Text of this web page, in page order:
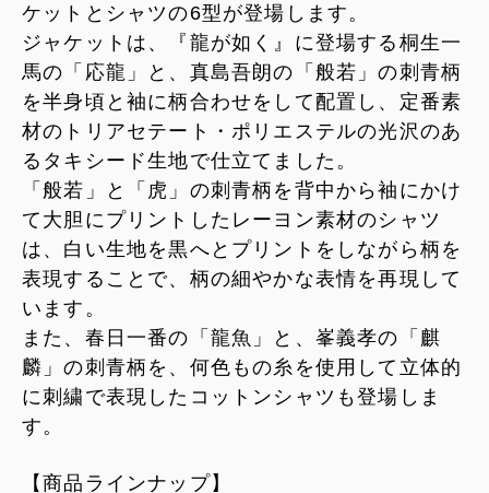
ケットとシャツの6型が登場します。
ジャケットは、『龍が如く』に登場する桐生一
馬の「応龍」と、真島吾朗の「般若」の刺青柄
を半身頃と袖に柄合わせをして配置し、定番素
材のトリアセテート・ポリエステルの光沢のあ
るタキシード生地で仕立てました。
「般若」と「虎」の刺青柄を背中から袖にかけ
て大胆にプリントしたレーヨン素材のシャツ
は、白い生地を黒へとプリントをしながら柄を
表現することで、柄の細やかな表情を再現して
います。
また、春日一番の「龍魚」と、峯義孝の「麒
麟」の刺青柄を、何色もの糸を使用して立体的
に刺繍で表現したコットンシャツも登場しま
す。
【商品ラインナップ】